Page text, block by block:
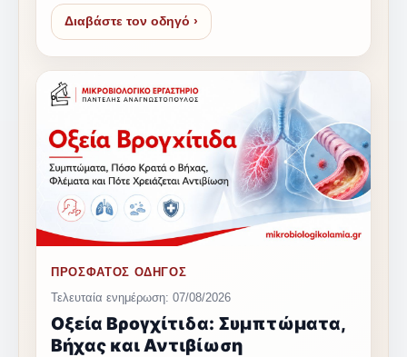
Διαβάστε τον οδηγό ›
ΠΡΟΣΦΑΤΟΣ ΟΔΗΓΟΣ
Τελευταία ενημέρωση: 07/08/2026
Οξεία Βρογχίτιδα: Συμπτώματα,
Βήχας και Αντιβίωση